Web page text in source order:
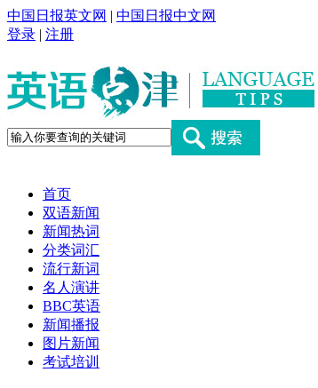
中国日报英文网 | 中国日报中文网
登录 | 注册
首页
双语新闻
新闻热词
分类词汇
流行新词
名人演讲
BBC英语
新闻播报
图片新闻
考试培训